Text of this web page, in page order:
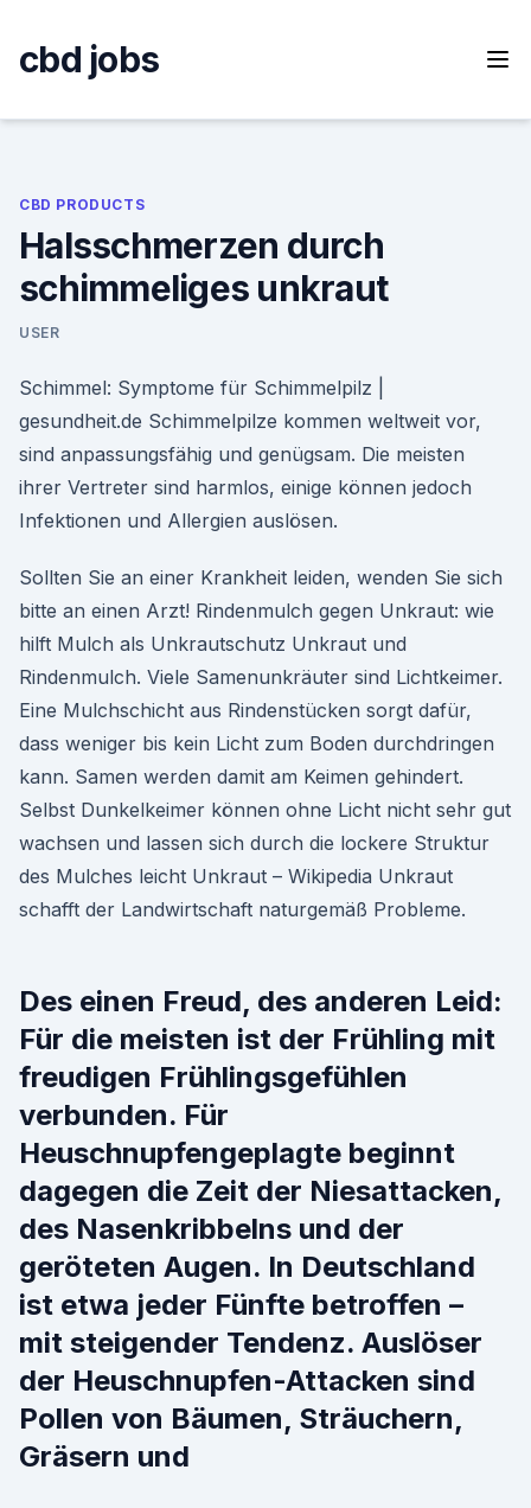
content
cbd jobs
CBD PRODUCTS
Halsschmerzen durch
schimmeliges unkraut
USER
Schimmel: Symptome für Schimmelpilz |
gesundheit.de Schimmelpilze kommen weltweit vor,
sind anpassungsfähig und genügsam. Die meisten
ihrer Vertreter sind harmlos, einige können jedoch
Infektionen und Allergien auslösen.
Sollten Sie an einer Krankheit leiden, wenden Sie sich
bitte an einen Arzt! Rindenmulch gegen Unkraut: wie
hilft Mulch als Unkrautschutz Unkraut und
Rindenmulch. Viele Samenunkräuter sind Lichtkeimer.
Eine Mulchschicht aus Rindenstücken sorgt dafür,
dass weniger bis kein Licht zum Boden durchdringen
kann. Samen werden damit am Keimen gehindert.
Selbst Dunkelkeimer können ohne Licht nicht sehr gut
wachsen und lassen sich durch die lockere Struktur
des Mulches leicht Unkraut – Wikipedia Unkraut
schafft der Landwirtschaft naturgemäß Probleme.
Des einen Freud, des anderen Leid:
Für die meisten ist der Frühling mit
freudigen Frühlingsgefühlen
verbunden. Für
Heuschnupfengeplagte beginnt
dagegen die Zeit der Niesattacken,
des Nasenkribbelns und der
geröteten Augen. In Deutschland
ist etwa jeder Fünfte betroffen –
mit steigender Tendenz. Auslöser
der Heuschnupfen-Attacken sind
Pollen von Bäumen, Sträuchern,
Gräsern und